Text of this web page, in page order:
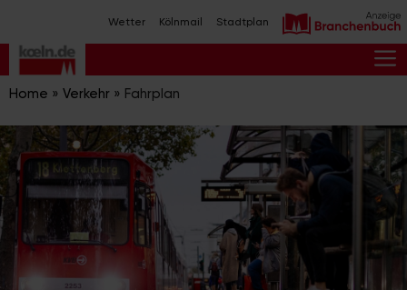
Inhalt
springen
Wetter Kölnmail Stadtplan
Home » Verkehr » Fahrplan